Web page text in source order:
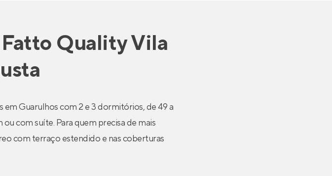
Fatto Quality Vila
Guarulhos com 2 e 3 dormitórios, de 49 a
com suíte. Para quem precisa de mais
com terraço estendido e nas coberturas